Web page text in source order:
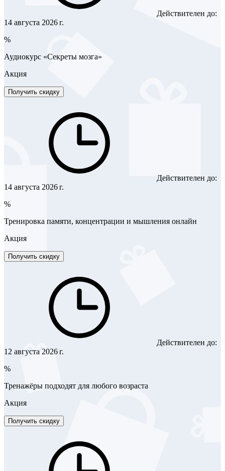
Действителен до:
14 августа 2026 г.
%
Аудиокурс «Секреты мозга»
Акция
Получить скидку
Действителен до:
14 августа 2026 г.
%
Тренировка памяти, концентрации и мышления онлайн
Акция
Получить скидку
Действителен до:
12 августа 2026 г.
%
Тренажёры подходят для любого возраста
Акция
Получить скидку